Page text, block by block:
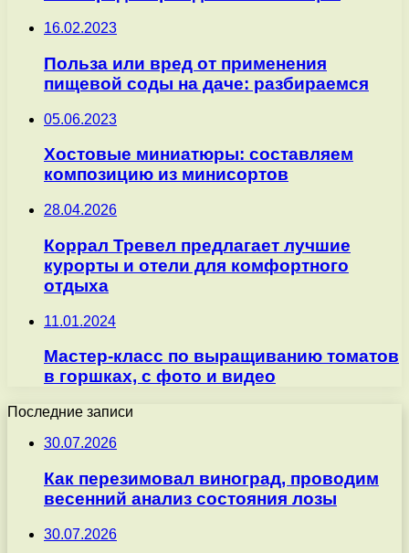
16.02.2023
Польза или вред от применения
пищевой соды на даче: разбираемся
05.06.2023
Хостовые миниатюры: составляем
композицию из минисортов
28.04.2026
Коррал Тревел предлагает лучшие
курорты и отели для комфортного
отдыха
11.01.2024
Мастер-класс по выращиванию томатов
в горшках, с фото и видео
Последние записи
30.07.2026
Как перезимовал виноград, проводим
весенний анализ состояния лозы
30.07.2026